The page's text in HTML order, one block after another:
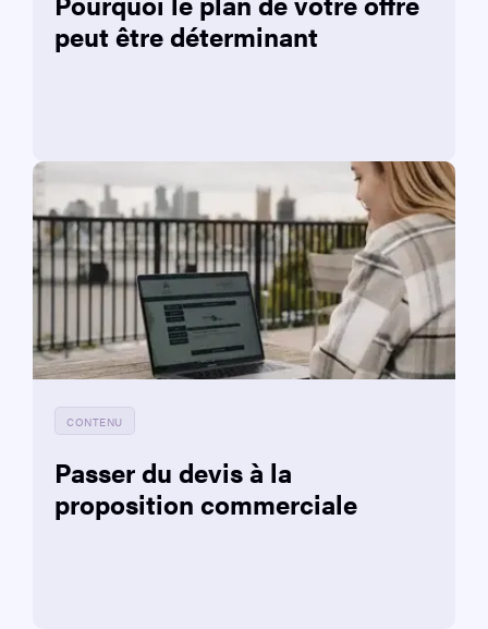
peut être déterminant
CONTENU
Passer du devis à la
proposition commerciale